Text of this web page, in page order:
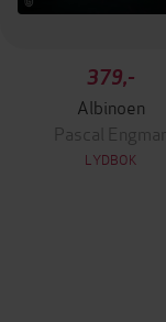
379,-
Albinoen
Pascal
LYDBOK